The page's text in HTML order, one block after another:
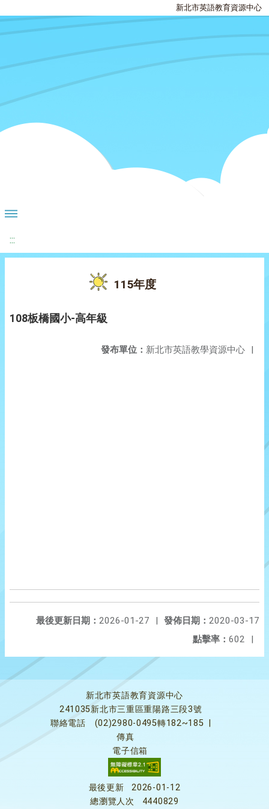
新北市英語教育資源中心
:::
115年度
108板橋國小-高年級
發布單位： 新北市英語教學資源中心 |
發佈日期： 2020-03-17
最後更新日期： 2026-01-27
|
點擊率： 602 |
新北市英語教育資源中心
241035新北市三重區重陽路三段3號
聯絡電話
(02)2980-0495轉182~185
傳真
電子信箱
最後更新
2026-01-12
總瀏覽人次
4440829